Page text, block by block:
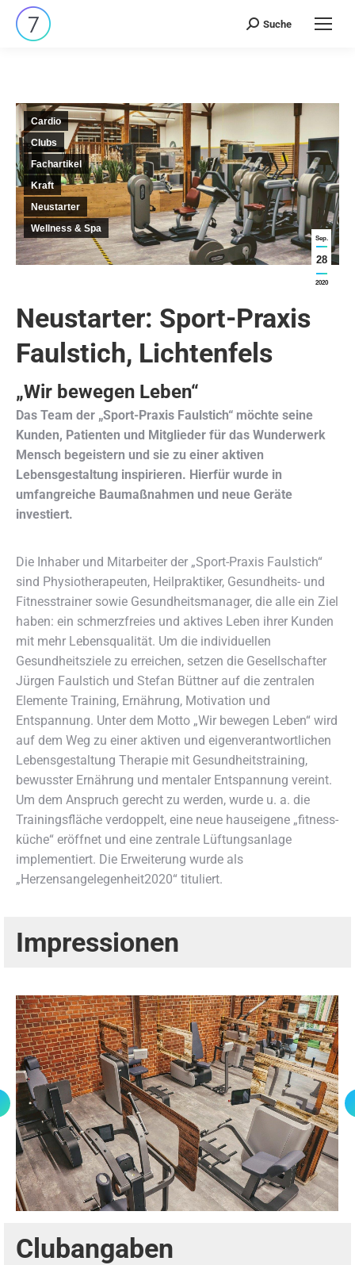
Search:
Suche
Sep.
28
2020
Cardio
Clubs
Fachartikel
Kraft
Neustarter
Wellness & Spa
Neustarter: Sport-Praxis
Faulstich, Lichtenfels
„Wir bewegen Leben“
Das Team der „Sport-Praxis Faulstich“ möchte seine
Kunden, Patienten und Mitglieder für das Wunderwerk
Mensch begeistern und sie zu einer aktiven
Lebensgestaltung inspirieren. Hierfür wurde in
umfangreiche Baumaßnahmen und neue Geräte
investiert.
Die Inhaber und Mitarbeiter der „Sport-Praxis Faulstich“
sind Physiotherapeuten, Heilpraktiker, Gesundheits- und
Fitnesstrainer sowie Gesundheitsmanager, die alle ein Ziel
haben: ein schmerzfreies und aktives Leben ihrer Kunden
mit mehr Lebensqualität. Um die individuellen
Gesundheitsziele zu erreichen, setzen die Gesellschafter
Jürgen Faulstich und Stefan Büttner auf die zentralen
Elemente Training, Ernährung, Motivation und
Entspannung. Unter dem Motto „Wir bewegen Leben“ wird
auf dem Weg zu einer aktiven und eigenverantwortlichen
Lebensgestaltung Therapie mit Gesundheitstraining,
bewusster Ernährung und mentaler Entspannung vereint.
Um dem Anspruch gerecht zu werden, wurde u. a. die
Trainingsfläche verdoppelt, eine neue hauseigene „fitness-
küche“ eröffnet und eine zentrale Lüftungsanlage
implementiert. Die Erweiterung wurde als
„Herzensangelegenheit2020“ tituliert.
Impressionen
Clubangaben